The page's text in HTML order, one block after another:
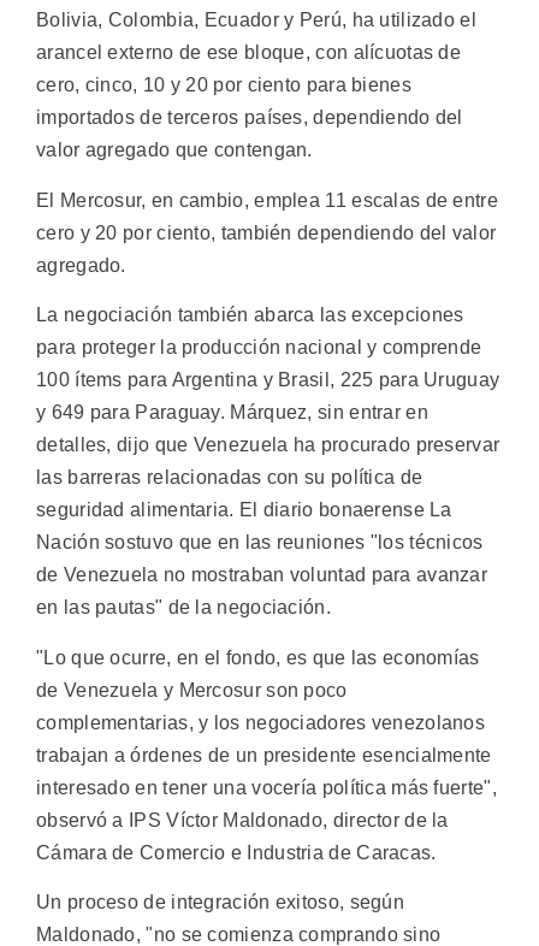
Bolivia, Colombia, Ecuador y Perú, ha utilizado el
arancel externo de ese bloque, con alícuotas de
cero, cinco, 10 y 20 por ciento para bienes
importados de terceros países, dependiendo del
valor agregado que contengan.
El Mercosur, en cambio, emplea 11 escalas de entre
cero y 20 por ciento, también dependiendo del valor
agregado.
La negociación también abarca las excepciones
para proteger la producción nacional y comprende
100 ítems para Argentina y Brasil, 225 para Uruguay
y 649 para Paraguay. Márquez, sin entrar en
detalles, dijo que Venezuela ha procurado preservar
las barreras relacionadas con su política de
seguridad alimentaria. El diario bonaerense La
Nación sostuvo que en las reuniones "los técnicos
de Venezuela no mostraban voluntad para avanzar
en las pautas" de la negociación.
"Lo que ocurre, en el fondo, es que las economías
de Venezuela y Mercosur son poco
complementarias, y los negociadores venezolanos
trabajan a órdenes de un presidente esencialmente
interesado en tener una vocería política más fuerte",
observó a IPS Víctor Maldonado, director de la
Cámara de Comercio e Industria de Caracas.
Un proceso de integración exitoso, según
Maldonado, "no se comienza comprando sino